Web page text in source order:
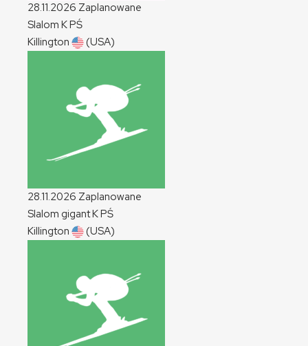
28.11.2026 Zaplanowane
Slalom KPŚ
Killington
(USA)
28.11.2026 Zaplanowane
Slalom gigantKPŚ
Killington
(USA)